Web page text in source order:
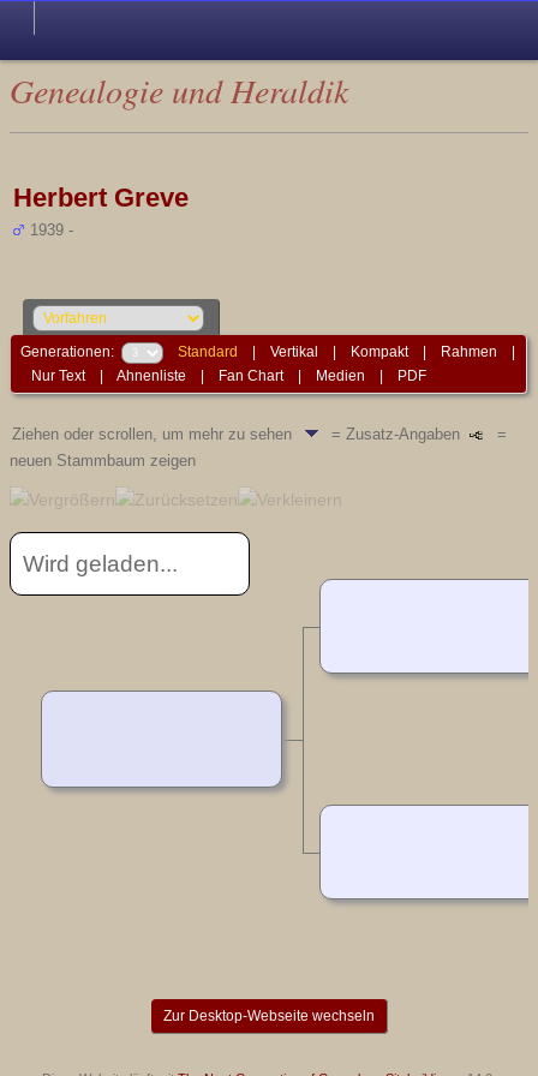
Genealogie und Heraldik
Herbert Greve
1939 -
Generationen: Standard |Vertikal Kompakt| Rahmen
Nur Text|Ahnenliste Fan Chart| Medien PDF
Ziehen oder scrollen, um mehr zu sehen = Zusatz-Angaben
=
neuen Stammbaum zeigen
Wird geladen...
Zur Desktop-Webseite wechseln